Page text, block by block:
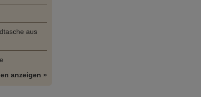
aus
anzeigen »